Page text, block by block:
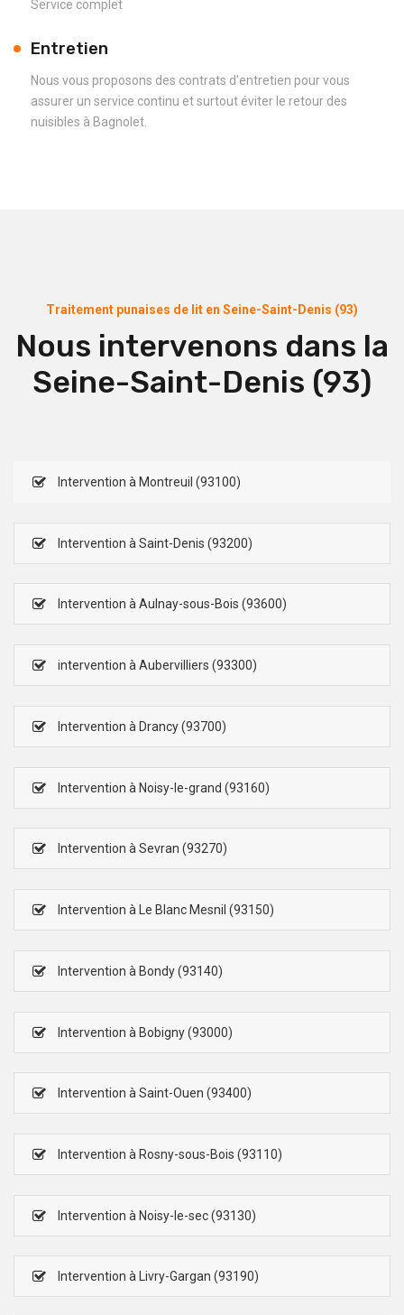
Service complet
Entretien
Nous vous proposons des contrats d'entretien pour vous
assurer un service continu et surtout éviter le retour des
nuisibles à Bagnolet.
Traitement punaises de lit en Seine-Saint-Denis (93)
Nous intervenons dans la
Seine-Saint-Denis (93)
Intervention à Montreuil (93100)
Intervention à Saint-Denis (93200)
Intervention à Aulnay-sous-Bois (93600)
intervention à Aubervilliers (93300)
Intervention à Drancy (93700)
Intervention à Noisy-le-grand (93160)
Intervention à Sevran (93270)
Intervention à Le Blanc Mesnil (93150)
Intervention à Bondy (93140)
Intervention à Bobigny (93000)
Intervention à Saint-Ouen (93400)
Intervention à Rosny-sous-Bois (93110)
Intervention à Noisy-le-sec (93130)
Intervention à Livry-Gargan (93190)